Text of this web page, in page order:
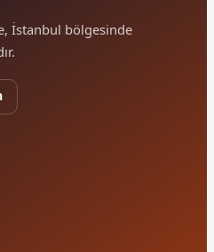
İstanbul bölgesinde